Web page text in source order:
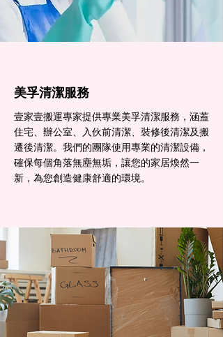
美孚清潔服務
壹家壹搬運專家提供專業美孚清潔服務，涵蓋
住宅、辦公室、入伙前清潔、裝修後清潔及搬
遷後清潔。我們的團隊使用專業的清潔設備，
確保每個角落無塵無垢，讓您的家居煥然一
新，為您創造健康舒適的環境。